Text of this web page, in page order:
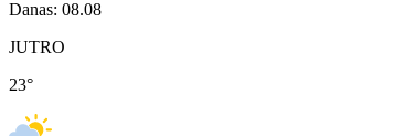
Danas: 08.08
JUTRO
23°